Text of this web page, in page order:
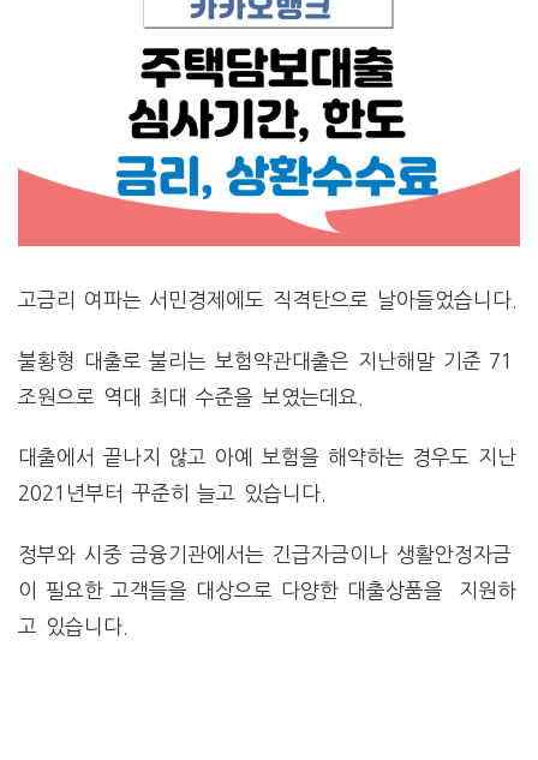
고금리 여파는 서민경제에도 직격탄으로 날아들었습니다.
불황형 대출로 불리는 보험약관대출은 지난해말 기준 71
조원으로 역대 최대 수준을 보였는데요.
대출에서 끝나지 않고 아예 보험을 해약하는 경우도 지난
2021년부터 꾸준히 늘고 있습니다.
정부와 시중 금융기관에서는 긴급자금이나 생활안정자금
이 필요한 고객들을 대상으로 다양한 대출상품을 지원하
고 있습니다.